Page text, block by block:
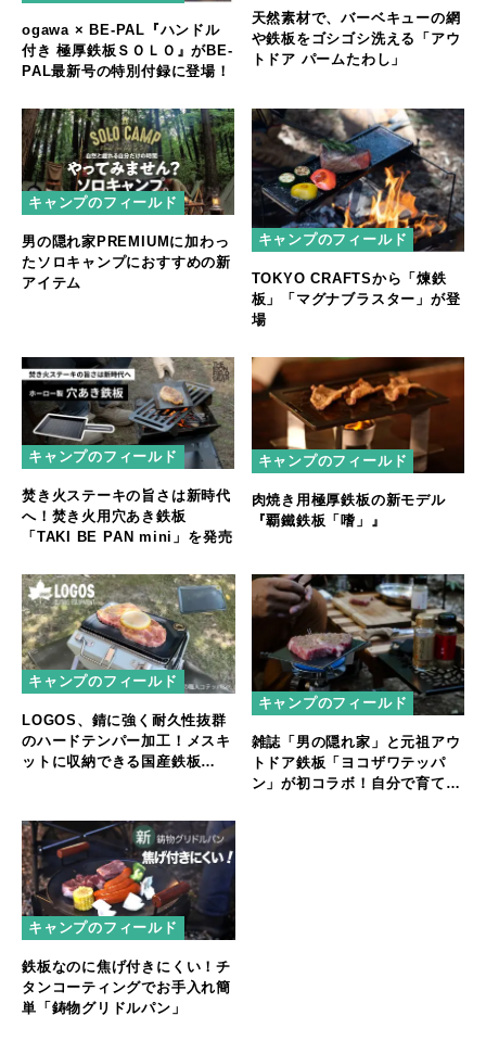
ogawa × BE-PAL『ハンドル
付き 極厚鉄板ＳＯＬＯ』がBE-
PAL最新号の特別付録に登場！
天然素材で、バーベキューの網
や鉄板をゴシゴシ洗える「アウ
トドア パームたわし」
キャンプのフィールド
男の隠れ家PREMIUMに加わっ
たソロキャンプにおすすめの新
アイテム
キャンプのフィールド
TOKYO CRAFTSから「煉鉄
板」「マグナブラスター」が登
場
キャンプのフィールド
焚き火ステーキの旨さは新時代
へ！焚き火用穴あき鉄板
「TAKI BE PAN mini」を発売
キャンプのフィールド
肉焼き用極厚鉄板の新モデル
『覇鐵鉄板「嗜」』
キャンプのフィールド
LOGOS、錆に強く耐久性抜群
のハードテンパー加工！メスキ
ットに収納できる国産鉄板
キャンプのフィールド
雑誌「男の隠れ家」と元祖アウ
トドア鉄板「ヨコザワテッパ
ン」が初コラボ！自分で育てる
キャンプのフィールド
鉄板なのに焦げ付きにくい！チ
タンコーティングでお手入れ簡
単「鋳物グリドルパン」